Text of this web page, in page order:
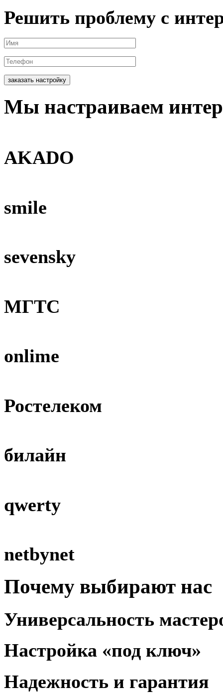
Решить проблему с
заказать настройку
Мы настраиваем
AKADO
smile
sevensky
МГТС
onlime
Ростелеком
билайн
qwerty
netbynet
Почему выбирают нас
Универсальность
Настройка «под ключ»
Надежность и гарантия